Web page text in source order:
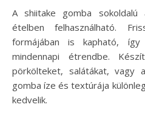
A shiitake gomba sokoldalú
ételben felhasználható.
formájában is kapható,
mindennapi étrendbe.
pörkölteket, salátákat, vagy
gomba íze és textúrája
kedvelik.